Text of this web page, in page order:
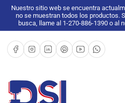
Pasar
contenido
Nuestro sitio web se encuentra
no se muestran todos los productos.
busca, llame al 1-270-886-1390 o al
FacebookInstagram
LinkedInPinterest
YouTube